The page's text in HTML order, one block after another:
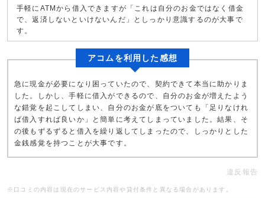
手軽にATMから借入できますが「これは自分のお金ではなく借金
で、返済しないといけないんだ」としっかり意識するのが大事で
す。
アコムを利用した感想
急に現金が必要になり困っていたので、契約できて本当に助かりま
した。しかし、手軽に借入ができるので、自分のお金が増えたよう
な錯覚を起こしてしまい、自分のお金が底をついても「足りなけれ
ば借入すれば良いか」と簡単に考えてしまっていました。結果、そ
の後もずるずると借入を繰り返してしまったので、しっかりとした
金銭感覚を持つことが大事です。
違反報告
※口コミの内容は現在のサービス内容や貸付条件と異なる場合があります。